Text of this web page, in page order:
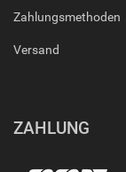
Zahlungsmethoden
Versand
ZAHLUNG